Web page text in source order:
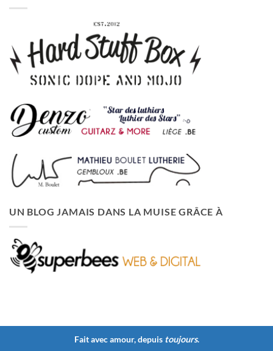
UN BLOG JAMAIS DANS LA MUISE GRÂCE À
Fait avec amour, depuis toujours.